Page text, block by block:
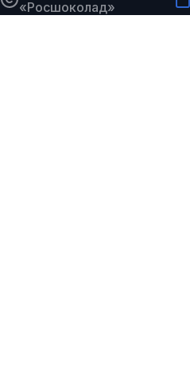
«Росшоколад»